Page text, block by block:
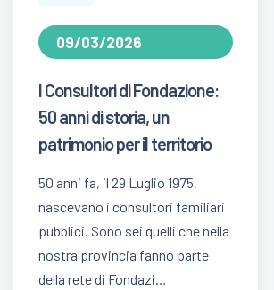
09/03/2026
I Consultori di Fondazione:
50 anni di storia, un
patrimonio per il territorio
50 anni fa, il 29 Luglio 1975,
nascevano i consultori familiari
pubblici. Sono sei quelli che nella
nostra provincia fanno parte
della rete di Fondazi…